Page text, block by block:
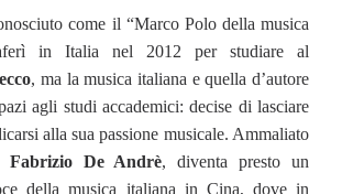
come il “Marco Polo della musica
in Italia nel 2012 per studiare al
, ma la musica italiana e quella d’autore
agli studi accademici: decise di lasciare
alla sua passione musicale. Ammaliato
Fabrizio De Andrè, diventa presto un
della musica italiana in Cina, dove in